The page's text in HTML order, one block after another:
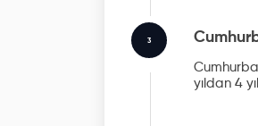
3
yıldan 4